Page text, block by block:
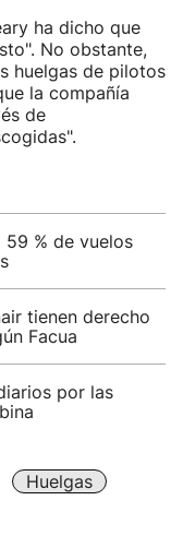
ha dicho que
No obstante,
huelgas de pilotos
la compañía
de
59 % de vuelos
tienen derecho
Facua
por las
Huelgas